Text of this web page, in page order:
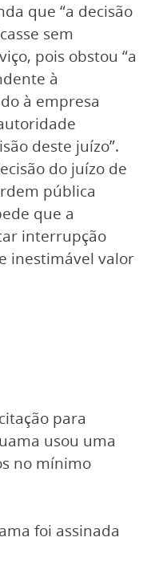
que “a decisão
sem
pois obstou “a
à
à empresa
deste juízo”.
do juízo de
pública
que a
interrupção
inestimável valor
para
usou uma
no mínimo
foi assinada